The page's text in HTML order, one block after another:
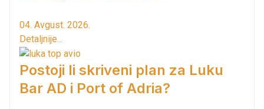
04. Avgust. 2026.
Detaljnije...
Postoji li skriveni plan za Luku
Bar AD i Port of Adria?